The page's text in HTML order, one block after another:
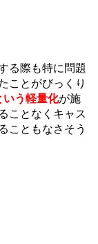
る際も特に問題
ことがびっくり
いう軽量化が施
ことなくキャス
こともなさそう